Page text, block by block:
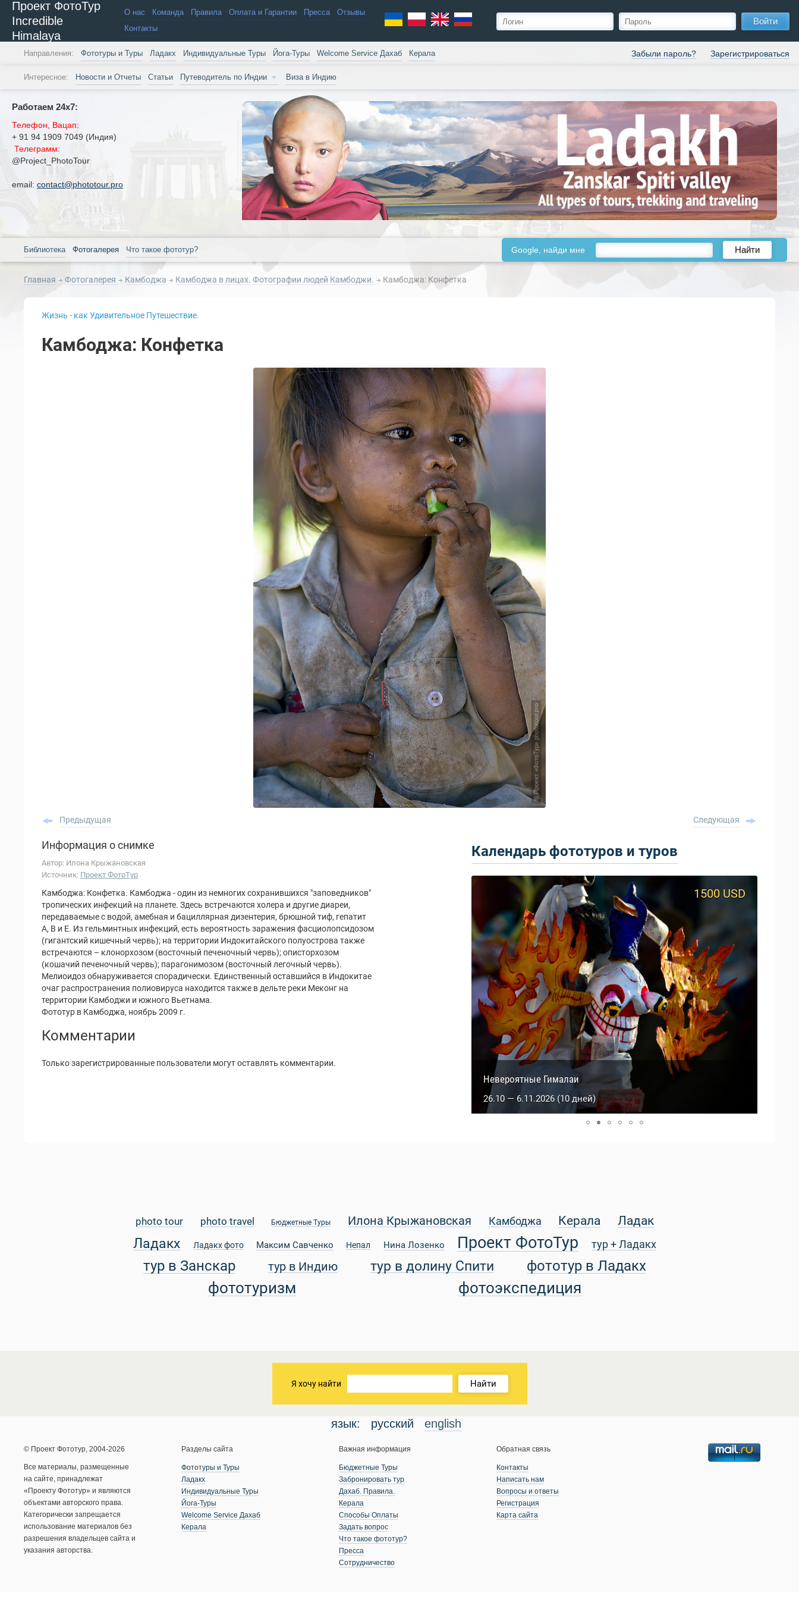
Проект ФотоТур
Incredible
Himalaya
О нас Команда Правила Оплата и Гарантии Пресса
Отзывы
Контакты
Войти
Забыли пароль? Зарегистрироваться
Направления: Фототуры и Туры Ладакх Индивидуальные Туры Йога-Туры Welcome Service Дахаб Керала
Интересное: Новости и Отчеты Статьи Путеводитель по Индии Виза в Индию
Работаем 24х7:
Телефон, Вацап:
+ 91 94 1909 7049 (Индия)
Телеграмм:
@Project_PhotoTour
email: contact@phototour.pro
Библиотека Фотогалерея Что такое фототур? Google, найди мне Найти
Главная Фотогалерея Камбоджа Камбоджа в лицах. Фотографии людей Камбоджи. Камбоджа: Конфетка
Жизнь - как Удивительное Путешествие.
Камбоджа: Конфетка
Предыдущая Следующая
Информация о снимке
Автор: Илона Крыжановская
Источник: Проект ФотоТур
Камбоджа: Конфетка. Камбоджа - один из немногих сохранившихся "заповедников"
тропических инфекций на планете. Здесь встречаются холера и другие диареи,
передаваемые с водой, амебная и бациллярная дизентерия, брюшной тиф, гепатит
А, В и Е. Из гельминтных инфекций, есть вероятность заражения фасциолопсидозом
(гигантский кишечный червь); на территории Индокитайского полуострова также
встречаются – клонорхозом (восточный печеночный червь); описторхозом
(кошачий печеночный червь); парагонимозом (восточный легочный червь).
Мелиоидоз обнаруживается спорадически. Единственный оставшийся в Индокитае
очаг распространения полиовируса находится также в дельте реки Меконг на
территории Камбоджи и южного Вьетнама.
Фототур в Камбоджа, ноябрь 2009 г.
Комментарии
Только зарегистрированные пользователи могут оставлять комментарии.
Календарь фототуров и туров
Сакральный Тибет
5.10 — 14.10.2026 (9 дней)
950 USD
Невероятные Гималаи
26.10 — 6.11.2026 (10 дней)
1500 USD
photo tour photo travel Бюджетные Туры Илона Крыжановская Камбоджа Керала Ладак
Ладакх Ладакх фото Максим Савченко Непал Нина Лозенко Проект ФотоТур тур + Ладакх
тур в Занскар тур в Индию тур в долину Спити фототур в Ладакх
фототуризм фотоэкспедиция
Я хочу найти Найти
язык: русский english
© Проект Фототур, 2004-2026
Все материалы, размещенные
на сайте, принадлежат
«Проекту Фототур» и являются
объектами авторского права.
Категорически запрещается
использование материалов без
разрешения владельцев сайта и
указания авторства.
Разделы сайта
Фототуры и Туры
Ладакх
Индивидуальные Туры
Йога-Туры
Welcome Service Дахаб
Керала
Важная информация
Бюджетные Туры
Забронировать тур
Дахаб. Правила.
Керала
Способы Оплаты
Задать вопрос
Что такое фототур?
Пресса
Сотрудничество
Обратная связь
Контакты
Написать нам
Вопросы и ответы
Регистрация
Карта сайта